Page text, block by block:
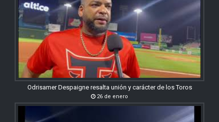
Odrisamer Despaigne resalta unión y carácter de los Toros
26 de enero